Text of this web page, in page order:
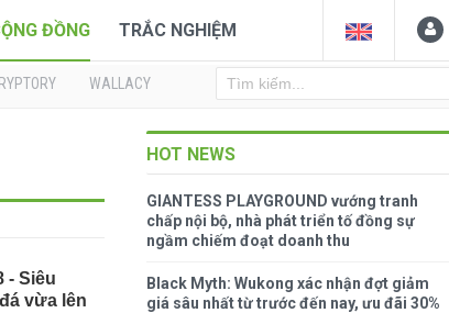
ĐỒNG TRẮC NGHIỆM
WALLACY
- Siêu
vừa lên
HOT NEWS
GIANTESS PLAYGROUND vướng tranh
chấp nội bộ, nhà phát triển tố đồng sự
ngầm chiếm đoạt doanh thu
Black Myth: Wukong xác nhận đợt giảm
giá sâu nhất từ trước đến nay, ưu đãi 30%